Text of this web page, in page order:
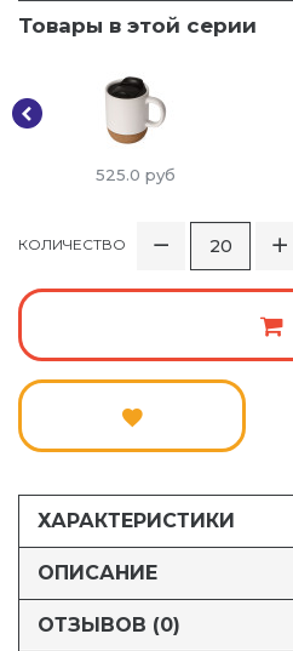
Товары в этой серии
525.0 руб
КОЛИЧЕСТВО
ХАРАКТЕРИСТИКИ
ОПИСАНИЕ
ОТЗЫВОВ (0)